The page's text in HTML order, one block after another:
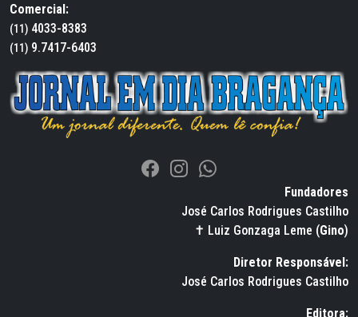
Comercial:
(11) 4033-8383
(11) 9.7417-6403
Fundadores
José Carlos Rodrigues Castilho
✝ Luiz Gonzaga Leme (Gino)
Diretor Responsável:
José Carlos Rodrigues Castilho
Editora: